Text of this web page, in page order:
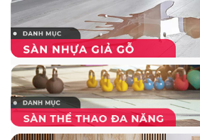
Ngoại thất là khu vực có khoảng
không bị bó hẹp giới hạn như
loạiván sàn ngoài trờicũng
thước khá ấn tượng. Thông
đều có kích thước dài trên 2m, độ
đáp ứng những tiêu chuẩn đặc
kích thước thường gặp như sau: